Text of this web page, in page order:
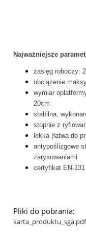
Najważniejsze
zasięg roboczy:
obciążenie
wymiar
20cm
stabilna,
stopnie z
lekka (łatwa do
antypoślizgowe
zarysowaniami
certyfikat EN-131
Pliki do pobrania:
karta_produktu_sga.pdf